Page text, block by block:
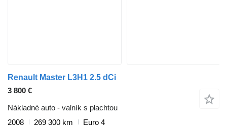
Renault Master L3H1 2.5 dCi
3 800 €
Nákladné auto - valník s plachtou
2008
269 300 km
Euro 4